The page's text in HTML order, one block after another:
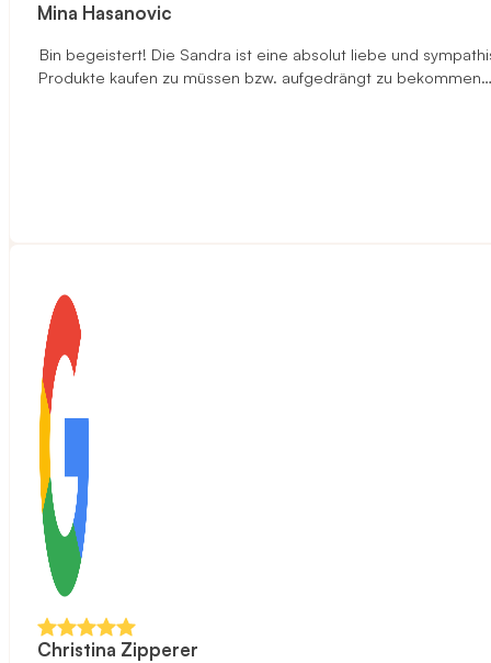
Mina Hasanovic
Bin begeistert! Die Sandra ist eine absolut liebe und
Produkte kaufen zu müssen bzw. aufgedrängt zu
Christina Zipperer